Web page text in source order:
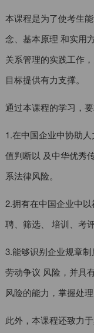
本课程是为了使考生
念、基本原理 和实用
关系管理的实践工作
目标提供有力支撑。
通过本课程的学习，
1.在中国企业中协助
值判断以 及中华优秀
系法律风险。
2.拥有在中国企业中
聘、筛选、 培训、考
3.能够识别企业规章
劳动争议 风险，并具
风险的能力，掌握处理
此外，本课程还致力